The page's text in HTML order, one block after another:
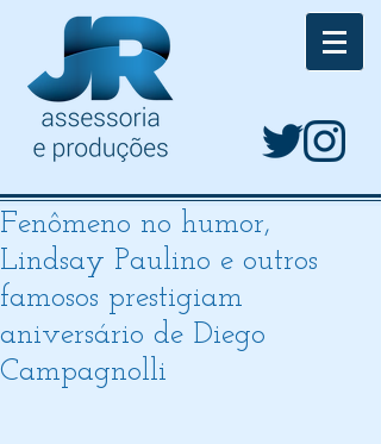
Fenômeno no humor,
Lindsay Paulino e outros
famosos prestigiam
aniversário de Diego
Campagnolli